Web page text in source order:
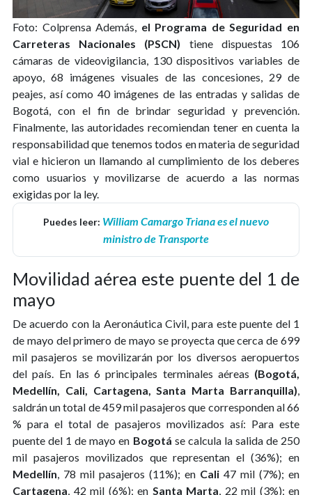
Foto: ColprensaAdemás, el Programa de Seguridad en
Carreteras Nacionales (PSCN) tiene dispuestas 106
cámaras de videovigilancia, 130 dispositivos variables de
apoyo, 68 imágenes visuales de las concesiones, 29 de
peajes, así como 40 imágenes de las entradas y salidas de
Bogotá, con el fin de brindar seguridad y prevención.
Finalmente, las autoridades recomiendan tener en cuenta la
responsabilidad que tenemos todos en materia de seguridad
vial e hicieron un llamando al cumplimiento de los deberes
como usuarios y movilizarse de acuerdo a las normas
exigidas por la ley.
Puedes leer: William Camargo Triana es el nuevo
ministro de Transporte
Movilidad aérea este puente del 1 de
mayo
De acuerdo con la Aeronáutica Civil, para este puente del 1
de mayo del primero de mayo se proyecta que cerca de 699
mil pasajeros se movilizarán por los diversos aeropuertos
del país. En las 6 principales terminales aéreas (Bogotá,
Medellín, Cali, Cartagena, Santa Marta Barranquilla)
saldrán un total de 459 mil pasajeros que corresponden al 66
% para el total de pasajeros movilizados así: Para este
puente del 1 de mayo en Bogotá se calcula la salida de 250
mil pasajeros movilizados que representan el (36%); en
Medellín , 78 mil pasajeros (11%); en Cali 47 mil (7%); en
Cartagena , 42 mil (6%); en Santa Marta , 22 mil (3%); en